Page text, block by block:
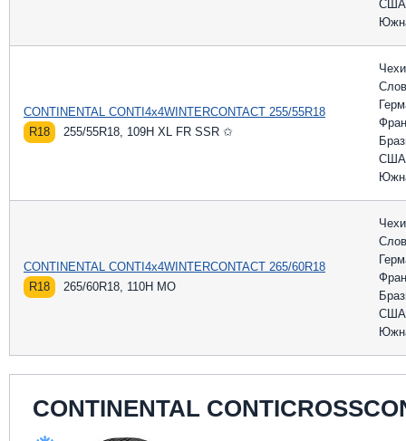
США
CONTINENTAL CONTI4x4WINTERCONTACT 255/55R18
R18
255/55R18, 109H XL FR SSR ✩
США
CONTINENTAL CONTI4x4WINTERCONTACT 265/60R18
R18
265/60R18, 110H MO
США
CONTINENTAL